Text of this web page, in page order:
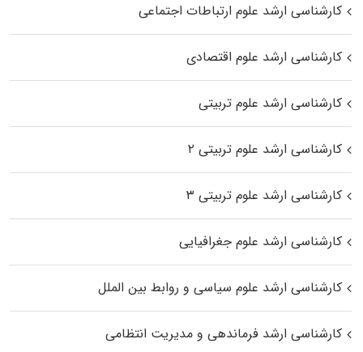
کارشناسی ارشد علوم ارتباطات اجتماعی
کارشناسی ارشد علوم اقتصادی
کارشناسی ارشد علوم تربیتی
کارشناسی ارشد علوم تربیتی ۲
کارشناسی ارشد علوم تربیتی ۳
کارشناسی ارشد علوم جغرافیایی
کارشناسی ارشد علوم سیاسی و روابط بین الملل
کارشناسی ارشد فرماندهی و مدیریت انتظامی